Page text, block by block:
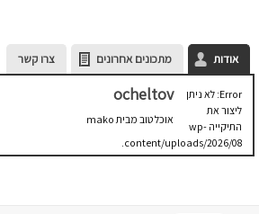
אודות מתכונים אחרונים צרו קשר
Error: לא ניתן
ליצור את
התיקייה wp-
content/uploads/2026/08.
יש לבדוק
ocheltov
אוכל טוב מבית mako